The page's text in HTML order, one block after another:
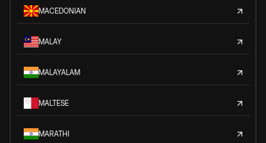
MACEDONIAN
MALAY
MALAYALAM
MALTESE
MARATHI